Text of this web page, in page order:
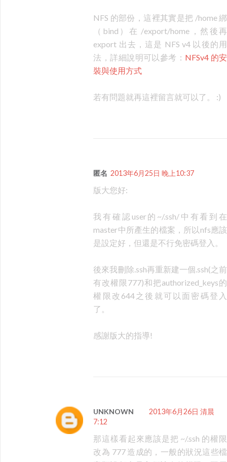
NFS 的部份，這裡其實是把 /home 綁
（bind）在 /export/home，然後再
export 出去，這是 NFS v4 以後的用
法，詳細說明可以參考： NFSv4 的安
裝與使用方式
若有問題就再這裡留言就可以了。 :)
匿名 2013年6月25日 晚上10:37
版大您好:
我有確認user的~/.ssh/中有看到在
master中所產生的檔案，所以nfs應該
是設定好，但還是不行免密碼登入。
後來我刪除.ssh再重新建一個.ssh(之前
有改權限777)和把authorized_keys的
權限改644之後就可以面密碼登入
了。
感謝版大的指導!
UNKNOWN
2013年6月26日 清晨
7:12
那這樣看起來應該是把 ~/.ssh 的權限
改為 777 造成的，一般的狀況這些檔